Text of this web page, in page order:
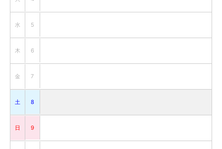
水 5
木 6
金 7
土 8
日 9